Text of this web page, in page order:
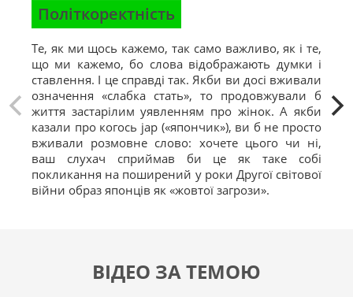
Політкоректність
Те, як ми щось кажемо, так само важливо, як і те,
що ми кажемо, бо слова відображають думки і
ставлення. І це справді так. Якби ви досі вживали
означення «слабка стать», то продовжували б
життя застарілим уявленням про жінок. А якби
казали про когось jap («япончик»), ви б не просто
вживали розмовне слово: хочете цього чи ні,
ваш слухач сприймав би це як таке собі
покликання на поширений у роки Другої світової
війни образ японців як «жовтої загрози».
ВІДЕО ЗА ТЕМОЮ